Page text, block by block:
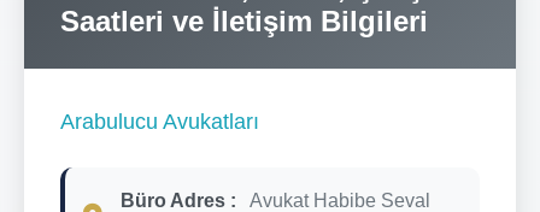
Saatleri ve İletişim Bilgileri
Arabulucu Avukatları
Büro Adres :
Avukat Habibe Seval